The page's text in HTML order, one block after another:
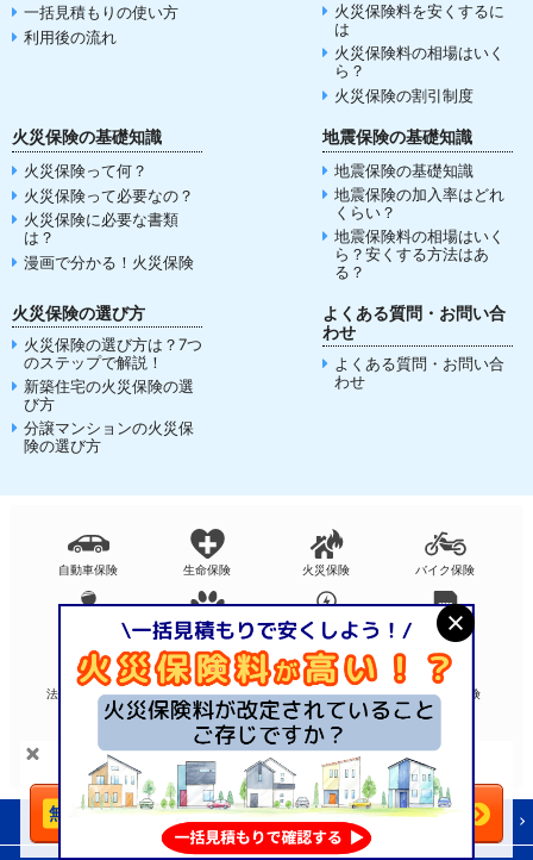
一括見積もりの使い方
利用後の流れ
火災保険料を安くするに
は
火災保険料の相場はいく
ら？
火災保険の割引制度
火災保険の基礎知識
火災保険って何？
火災保険って必要なの？
火災保険に必要な書類
は？
漫画で分かる！火災保険
地震保険の基礎知識
地震保険の基礎知識
地震保険の加入率はどれ
くらい？
地震保険料の相場はいく
ら？安くする方法はあ
る？
火災保険の選び方
火災保険の選び方は？7つ
のステップで解説！
新築住宅の火災保険の選
び方
分譲マンションの火災保
険の選び方
よくある質問・お問い合
わせ
よくある質問・お問い合
わせ
自動車保険 生命保険 火災保険 バイク保険
ペット保険 電気料金比較 SIM比較
法人自動車保険 法人火災保険 法人（高圧）電気 法人賠責保険
法人保険
利用規約
＼火災保険は 比較で安くなる！／
今すぐ一括見積もりへ